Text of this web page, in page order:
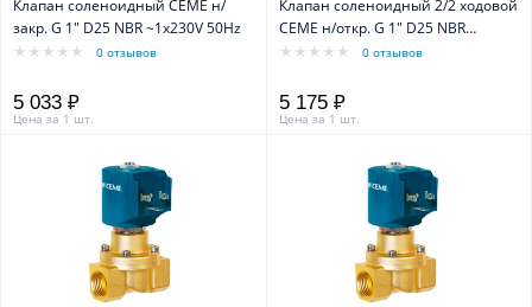
Клапан соленоидный CEME н/
закр. G 1" D25 NBR ~1x230V 50Hz
0 отзывов
5 033 ₽
Цена за 1 шт.
Клапан соленоидный 2/2 ходовой
CEME н/откр. G 1" D25 NBR
~1x230V 50Hz0 отзывов
5 175 ₽
Цена за 1 шт.